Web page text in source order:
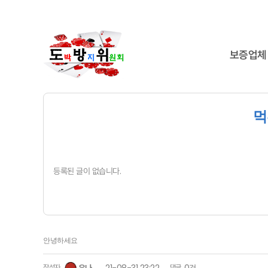
보증업체
등록된 글이 없습니다.
안녕하세요